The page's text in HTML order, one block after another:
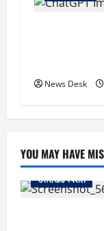
News Desk
YOU MAY HAVE
उत्तराखंड स्पेशल